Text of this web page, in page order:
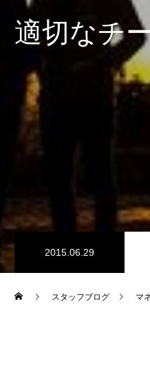
適切なチ
2015.06.29
スタッフブログ マ